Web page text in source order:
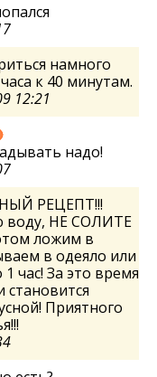
намного
к 40 минутам.
12:21
надо!
РЕЦЕПТ!!!
воду, НЕ СОЛИТЕ
ложим в
в одеяло или
час! За это время
становится
Приятного